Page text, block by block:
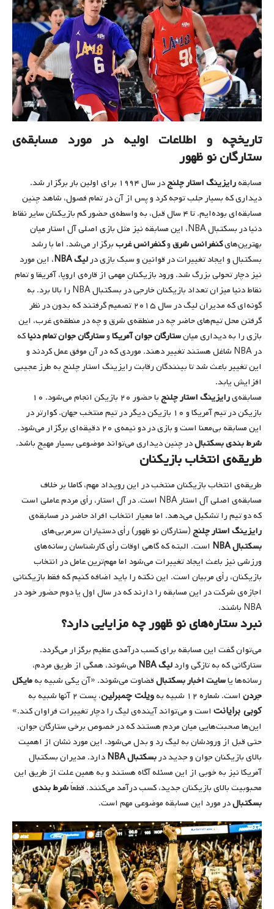
تاریخچه و اطلاعات اولیه در مورد مسابقه‌ی
ستارگان نو ظهور
مسابقهرایزینگ استار چلنج
در سال ۱۹۹۴ برای اولین بار برگزار شد.
دیداری که بسیار جلب توجه کرد و پس از آن در تمام فصول، شاهد چنین
مسابقه‌ای بوده‌ایم. تا ۴ سال قبل، به واسطه‌ی حضور کم بازیکنان سایر نقاط
دنیا در بسکتبال NBA، این مسابقه نیز مثل بازی اصلی آل استار میان
بهترین‌هایکنفرانس شرقوکنفرانس غرببرگزار می‌شد. اما با رشد
بسکتبال و ایجاد تغییرات در قوانین و سبک بازی درلیگNBA، این مورد
نیز دچار تحولی بزرگ شد. ورود بازیکنانِ مهمی از قاره‌ی اروپا، آفریقا و تمام
نقاط دنیا میزان تعداد بازیکنان خارجی در بسکتبال NBA را بالا برد. به
گونه‌ای که مدیران لیگ در سال ۲۰۱۵ تصمیم گرفتند که بدون در نظر
گرفتن محل تیم‌های حاضر چه در منطقه‌ی شرق و چه در منطقه‌ی غرب، این
بازی را به دیداری میانستارگان جوان آمریکاوستارگان جوان تمام دنیاکه
در NBA شاغل هستند تغییر دهند. موردی که در آن موفق عمل کردند و
این تغییر باعث شد تا بینندگان رقابت رایزینگ استار چلنج به طرز عجیبی
افزایش یابد.
مسابقه‌یرایزینگ استار چلنج
با حضور ۲۰ بازیکن انجام می‌شود. ۱۰
بازیکن در تیم آمریکا و ۱۰ بازیکن دیگر در تیم منتخب جهان. کوارتر در
این مسابقه بی‌معنا است و بازی در دو نیمه‌ی ۲۰ دقیقه‌ای برگزار می‌شود.
شرط بندی بسکتبالدر چنین دیداری می‌تواند موضوعی بسیار مهیج باشد.
طریقه‌ی انتخاب بازیکنان
طریقه‌ی انتخاب بازیکنان منتخب در این رویداد مهم،‌ کاملا بر خلاف
مسابقه‌ی اصلی آل استار NBA است. در آل استار، رأی مردم عاملی است
که دو تیم را تشکیل می‌دهد. اما معیار انتخاب افراد حاضر در مسابقه‌ی
رایزینگ استار چلنج(ستارگان نو ظهور) رأی دستیاران سرمربی‌های
بسکتبالNBA است. البته که گاهی اوقات رأی کارشناسان رسانه‌های
ورزشی نیز باعث ایجاد تغییرات می‌شود اما مهم‌ترین عامل در انتخاب
بازیکنان، رأی مربیان است. این نکته را باید اضافه کنیم که فقط بازیکنانی
اجازه‌ی شرکت در این مسابقه را دارند که در سال اول یا دوم حضور خود در
NBA باشند.
نبرد ستاره‌های نو ظهور چه مزایایی دارد؟
می‌توان گفت این مسابقه برای کسب درآمدی عظیم برگزار می‌گردد.
ستارگانی که به تازگی واردلیگNBA می‌شوند، همگی از طریق مردم،
رسانه‌ها یاسایت اخبار بسکتبالقضاوت می‌شوند. «آن یکی شبیه بهمایکل
جردن است. شماره ۱۲ شبیه به ویلت چمبرلین،‌ پست ۲ آنها شبیه به
کوبی برایانت است و می‌تواند آینده‌ی لیگ را دچار تغییرات فراوان کند.»
این‌ها صحبت‌هایی میان مردم هستند که در خصوص برخی ستارگان جوان،
حتی قبل از ورودشان به لیگ رد و بدل می‌شود. این مورد نشان از اهمیت
بالای بازیکنان جوان و جدید دربسکتبالNBAدارد. مدیران بسکتبال
آمریکا نیز به خوبی از این مسئله آگاه هستند و به همین علت از طریق این
محبوبیت بالای بازیکنان جدید، کسب درآمد می‌کنند. قطعاًشرط بندی
بسکتبالدر مورد این مسابقه موضوعی مهم است.